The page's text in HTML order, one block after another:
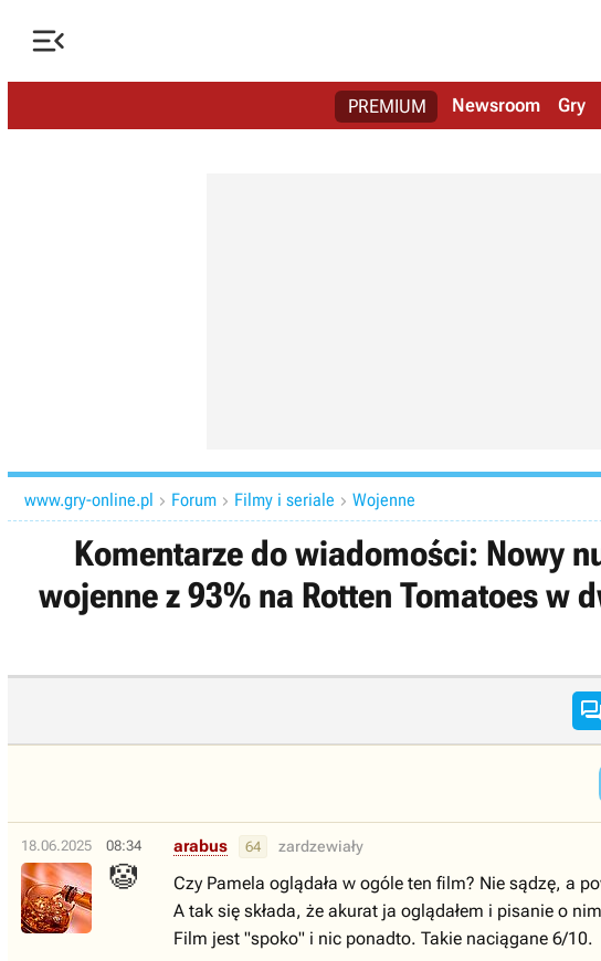

PREMIUM Newsroom Gry
www.gry-online.pl  Forum  Filmy i seriale  Wojenne
Komentarze do wiadomości: Nowy
wojenne z 93% na Rotten Tomatoes
18.06.2025 08:34
🤡
arabus 64 zardzewiały
Czy Pamela oglądała w ogóle ten film? Nie sądzę, a
A tak się składa, że akurat ja oglądałem i pisanie o
Film jest "spoko" i nic ponadto. Takie naciągane 6/10.